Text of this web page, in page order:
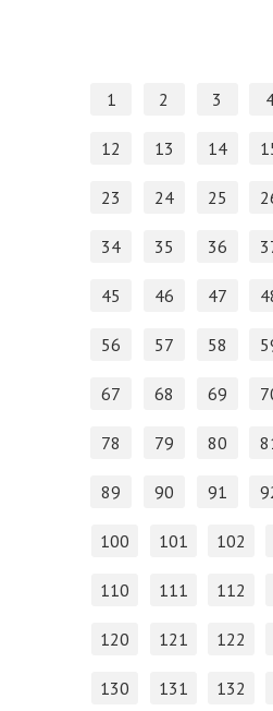
1 2 3
12 13 14
23 24 25
34 35 36
45 46 47
56 57 58
67 68 69
78 79 80
89 90 91
100 101 102
110 111 112
120 121 122
130 131 132